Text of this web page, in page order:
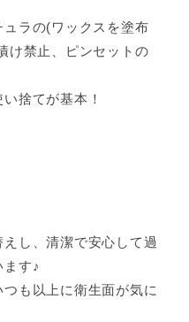
ラの(ワックスを塗布
け禁止、ピンセットの
捨てが基本！
し、清潔で安心して過
ます♪
も以上に衛生面が気に